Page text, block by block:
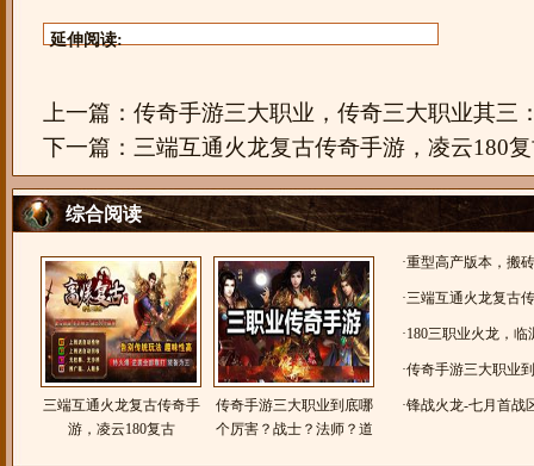
延伸阅读:
上一篇： 传奇手游三大职业，传奇三大职业其三
下一篇： 三端互通火龙复古传奇手游，凌云180
综合阅读
三端互通火龙复古传奇手
游，凌云180复古
传奇手游三大职业到底哪
个厉害？战士？法师？道
·重型高产版本，搬
龙
·三端互通火龙复古
古
·180三职业火龙，
装备好爆，货币好
·传奇手游三大职业
法师？道士？
·锋战火龙-七月首战